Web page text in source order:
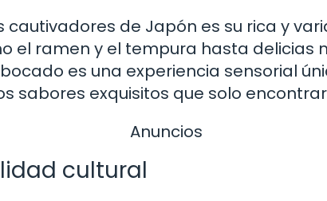
cautivadores de Japón es su rica y
el ramen y el tempura hasta delicias
es una experiencia sensorial
sabores exquisitos que solo
Anuncios
cultural